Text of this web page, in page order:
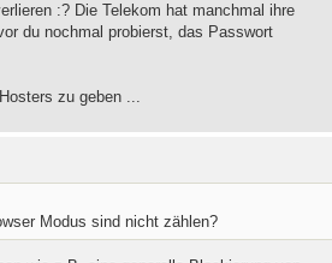
:? Die Telekom hat manchmal ihre
du nochmal probierst, das Passwort
zu geben ...
Modus sind nicht zählen?